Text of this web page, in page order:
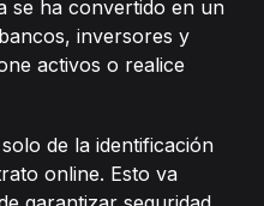
se ha convertido en un
inversores y
activos o realice
de la identificación
online. Esto va